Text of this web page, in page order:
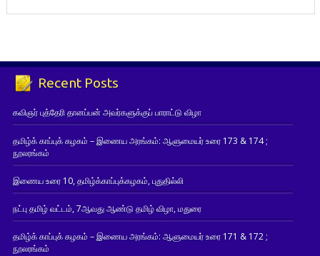
Recent Posts
கவிஞர் புத்தேரி தானப்பன் அவர்களுக்குப் பாராட்டு விழா
தமிழ்க் காப்புக் கழகம் – இணைய அரங்கம்: ஆளுமையர் உரை 173 & 174 ;
நூலரங்கம்
இணைய உரை 10, தமிழ்க்காப்புக்கழகம், புதுதில்லி
நட்பு தமிழ் வட்டம், 7ஆவது ஆண்டு தமிழ் விழா, மதுரை
தமிழ்க் காப்புக் கழகம் – இணைய அரங்கம்: ஆளுமையர் உரை 171 & 172 ;
நூலரங்கம்